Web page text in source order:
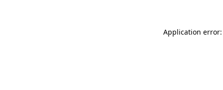
Application